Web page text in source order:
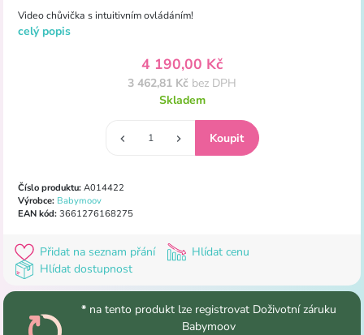
Video chůvička s intuitivním ovládáním!
celý popis
4 190,00 Kč
3 462,81 Kč bez DPH
Skladem
Číslo produktu:A014422
Výrobce: Babymoov
EAN kód:3661276168275
Přidat na seznam přání
Hlídat cenu
Hlídat dostupnost
*na tento produkt lze registrovat Doživotní záruku
Babymoov